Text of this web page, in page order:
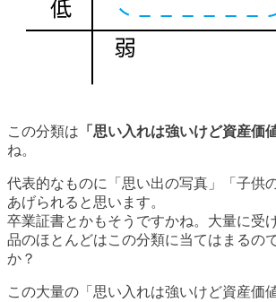
この分類は 「思い入れは強いけど資産価
ね。
代表的なものに「思い出の写真」「子供
あげられると思います。
卒業証書とかもそうですかね。大量に受
品のほとんどはこの分類に当てはまるの
か？
この大量の「思い入れは強いけど資産価